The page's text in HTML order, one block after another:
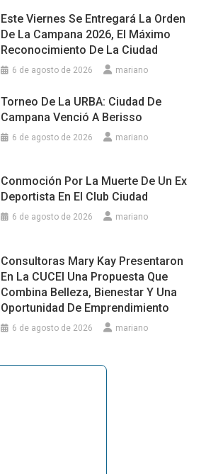
Este Viernes Se Entregará La Orden
De La Campana 2026, El Máximo
Reconocimiento De La Ciudad
6 de agosto de 2026 mariano
Torneo De La URBA: Ciudad De
Campana Venció A Berisso
6 de agosto de 2026 mariano
Conmoción Por La Muerte De Un Ex
Deportista En El Club Ciudad
6 de agosto de 2026 mariano
Consultoras Mary Kay Presentaron
En La CUCEI Una Propuesta Que
Combina Belleza, Bienestar Y Una
Oportunidad De Emprendimiento
6 de agosto de 2026 mariano